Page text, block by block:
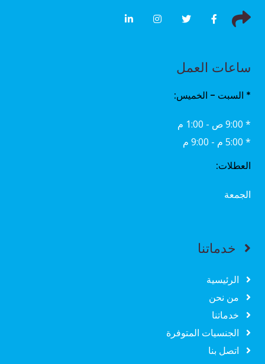
ساعات العمل
* السبت - الخميس:
* 9:00 ص - 1:00 م
* 5:00 م - 9:00 م
العطلات:
الجمعة
خدماتنا
الرئيسية
من نحن
خدماتنا
الجنسيات المتوفرة
اتصل بنا